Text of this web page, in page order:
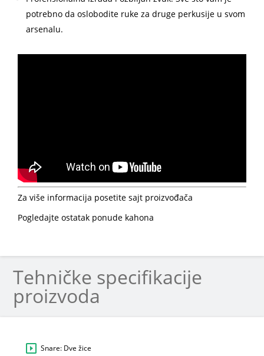
potrebno da oslobodite ruke za druge perkusije u svom
arsenalu.
Za više informacija posetite sajt proizvođača
Pogledajte ostatak ponude kahona
Tehničke specifikacije
proizvoda
Snare: Dve žice